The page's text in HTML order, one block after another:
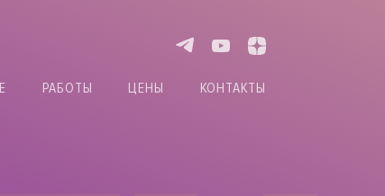
РАБОТЫ ЦЕНЫ КОНТАКТЫ